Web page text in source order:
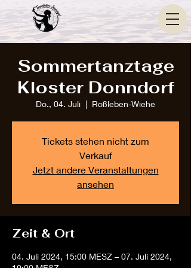
Sommertanztage
Kloster Donndorf
Do., 04. Juli
  |
Roßleben-Wiehe
Tickets stehen nicht zum
Verkauf
Jetzt andere Veranstaltungen
ansehen
Zeit & Ort
04. Juli 2024, 15:00 MESZ – 07. Juli 2024,